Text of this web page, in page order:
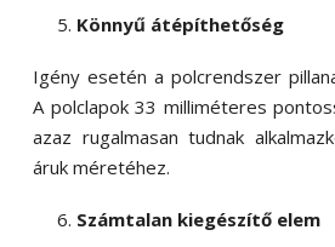
Könnyű átépíthetőség
Igény esetén a polcrendszer
A polclapok 33 milliméteres
azaz rugalmasan tudnak
áruk méretéhez.
Számtalan kiegészítő elem